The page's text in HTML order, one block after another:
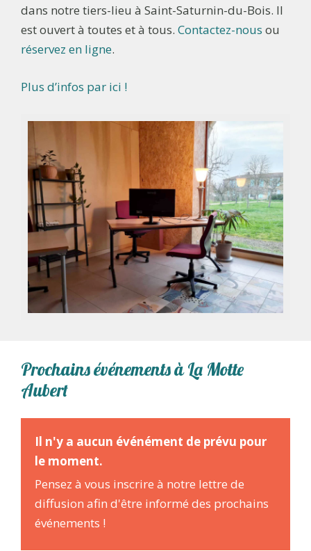
dans notre tiers-lieu à Saint-Saturnin-du-Bois. Il
est ouvert à toutes et à tous. Contactez-nous ou
réservez en ligne.
Plus d’infos par ici !
Prochains événements à La Motte
Aubert
Il n'y a aucun événément de prévu pour
le moment.
Pensez à vous inscrire à notre lettre de
diffusion afin d'être informé des prochains
événements !